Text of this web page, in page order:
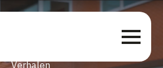
Verhalen